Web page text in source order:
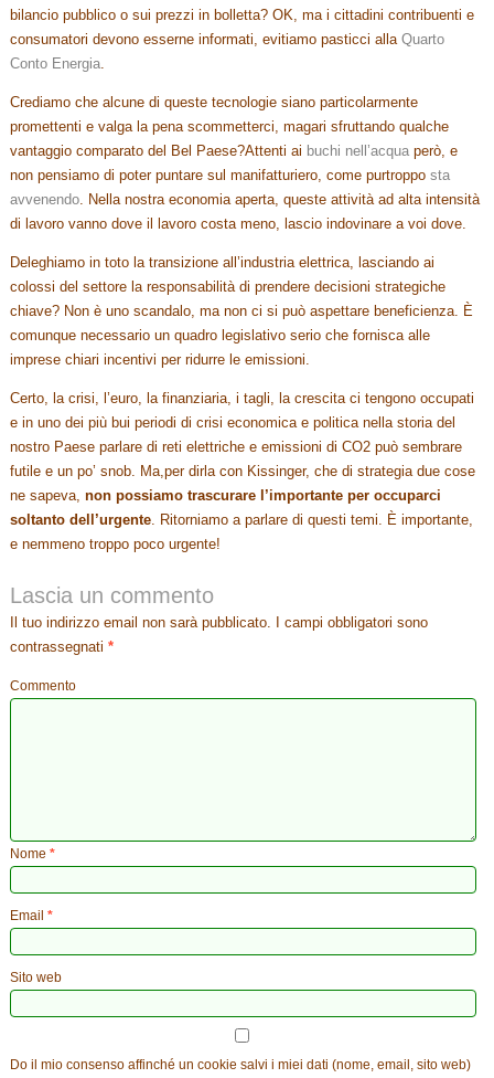
bilancio pubblico o sui prezzi in bolletta? OK, ma i cittadini contribuenti e
consumatori devono esserne informati, evitiamo pasticci allaQuarto
Conto Energia.
Crediamo che alcune di queste tecnologie siano particolarmente
promettenti e valga la pena scommetterci, magari sfruttando qualche
vantaggio comparato del Bel Paese?Attenti ai buchi nell’acqua però, e
non pensiamo di poter puntare sul manifatturiero, come purtropposta
avvenendo. Nella nostra economia aperta, queste attività ad alta intensità
di lavoro vanno dove il lavoro costa meno, lascio indovinare a voi dove.
Deleghiamo in toto la transizione all’industria elettrica, lasciando ai
colossi del settore la responsabilità di prendere decisioni strategiche
chiave? Non è uno scandalo, ma non ci si può aspettare beneficienza. È
comunque necessario un quadro legislativo serio che fornisca alle
imprese chiari incentivi per ridurre le emissioni.
Certo, la crisi, l’euro, la finanziaria, i tagli, la crescita ci tengono occupati
e in uno dei più bui periodi di crisi economica e politica nella storia del
nostro Paese parlare di reti elettriche e emissioni di CO2 può sembrare
futile e un po’ snob. Ma,per dirla con Kissinger, che di strategia due cose
ne sapeva,non possiamo trascurare l’importante per occuparci
soltanto dell’urgente. Ritorniamo a parlare di questi temi. È importante,
e nemmeno troppo poco urgente!
Lascia un commento
Il tuo indirizzo email non sarà pubblicato. I campi obbligatori sono
contrassegnati*
Commento
Nome*
Email*
Sito web
Do il mio consenso affinché un cookie salvi i miei dati (nome, email, sito web)